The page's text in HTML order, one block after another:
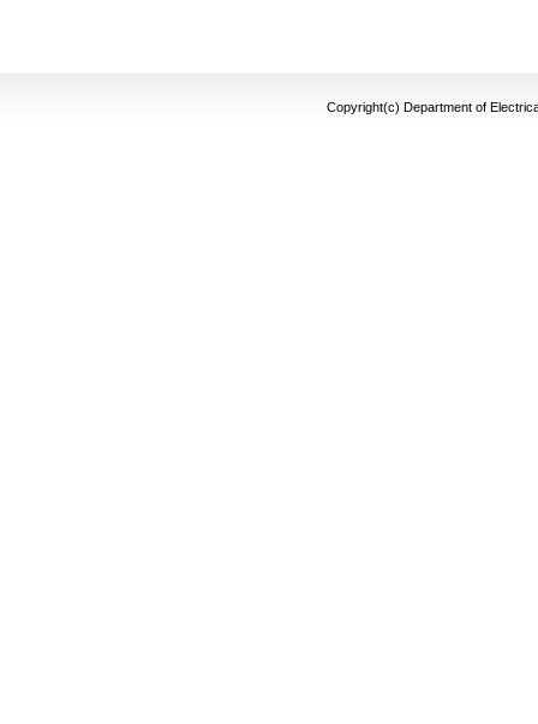
Copyright(c) Department of